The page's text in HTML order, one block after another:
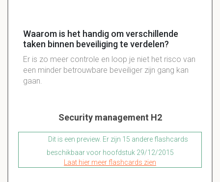
Waarom is het handig om verschillende
taken binnen beveiliging te verdelen?
Er is zo meer controle en loop je niet het risco van
een minder betrouwbare beveiliger zijn gang kan
gaan.
Security management H2
Dit is een preview. Er zijn 15 andere flashcards
beschikbaar voor hoofdstuk 29/12/2015
Laat hier meer flashcards zien